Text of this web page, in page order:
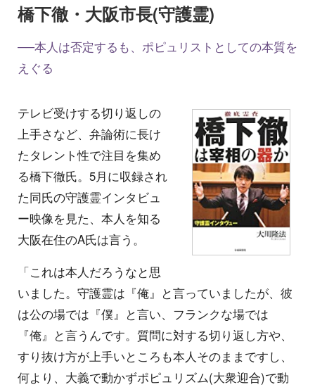
橋下徹・大阪市長(守護霊)
──本人は否定するも、ポピュリストとしての本質を
えぐる
テレビ受けする切り返しの
上手さなど、弁論術に長け
たタレント性で注目を集め
る橋下徹氏。5月に収録され
た同氏の守護霊インタビュ
ー映像を見た、本人を知る
大阪在住のA氏は言う。
「これは本人だろうなと思
いました。守護霊は『俺』と言っていましたが、彼
は公の場では『僕』と言い、フランクな場では
『俺』と言うんです。質問に対する切り返し方や、
すり抜け方が上手いところも本人そのままですし、
何より、大義で動かずポピュリズム(大衆迎合)で動